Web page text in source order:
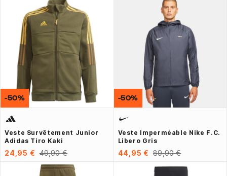
Veste Survêtement Junior
Adidas Tiro Kaki
24,95 € 49,90 €
-50%
Veste Imperméable Nike F.C.
Libero Gris
44,95 € 89,90 €
-50%